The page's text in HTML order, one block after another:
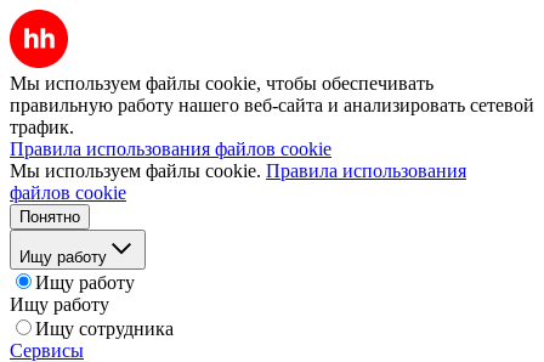
Мы используем файлы cookie, чтобы обеспечивать
правильную работу нашего веб-сайта и анализировать сетевой
трафик.
Правила использования файлов cookie
Мы используем файлы cookie. Правила использования
файлов cookie
Понятно
Ищу работу
Ищу работу
Ищу работу
Ищу сотрудника
Сервисы